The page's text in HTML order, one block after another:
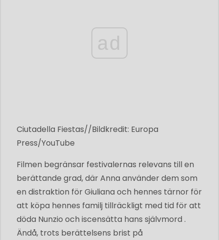
ad
Ciutadella Fiestas//Bildkredit: Europa
Press/YouTube
Filmen begränsar festivalernas relevans till en
berättande grad, där Anna använder dem som
en distraktion för Giuliana och hennes tärnor för
att köpa hennes familj tillräckligt med tid för att
döda Nunzio och iscensätta hans självmord .
Ändå, trots berättelsens brist på